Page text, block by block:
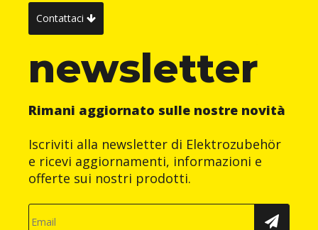
Contattaci
newsletter
Rimani aggiornato sulle nostre novità
Iscriviti alla newsletter di Elektrozubehör
e ricevi aggiornamenti, informazioni e
offerte sui nostri prodotti.